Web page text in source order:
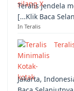
Teralis jendela
[...Klik Baca
In Teralis
Jakarta,